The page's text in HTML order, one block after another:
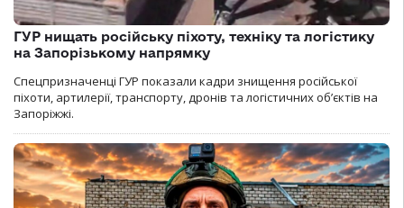
ГУР нищать російську піхоту, техніку та логістику
на Запорізькому напрямку
Спецпризначенці ГУР показали кадри знищення російської
піхоти, артилерії, транспорту, дронів та логістичних об’єктів на
Запоріжжі.